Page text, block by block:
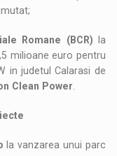
Romane (BCR) la
milioane euro pentru
in judetul Calarasi de
Clean Power
la vanzarea unui parc